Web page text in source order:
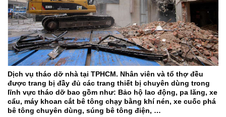
Dịch vụ tháo dỡ nhà tại TPHCM. Nhân viên và tổ thợ đều
được trang bị đầy đủ các trang thiết bị chuyên dùng trong
lĩnh vực tháo dỡ bao gồm như: Bảo hộ lao động, pa lăng, xe
cẩu, máy khoan cắt bê tông chạy bằng khí nén, xe cuốc phá
bê tông chuyên dùng, súng bê tông điện, …